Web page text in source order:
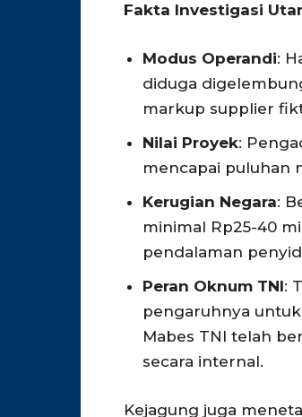
Fakta Investigasi
Modus Operandi:
diduga
markup supplier
Nilai Proyek:
mencapai puluhan
Kerugian Negara:
minimal Rp25-40
pendalaman
Peran Oknum TNI:
pengaruhnya
Mabes TNI telah
secara internal.
Kejagung juga